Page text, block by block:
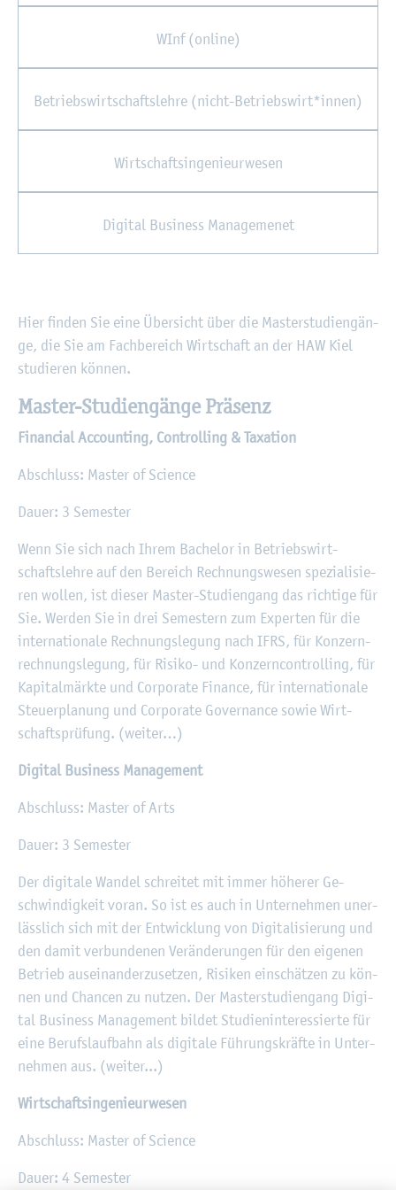
WInf (on­line)
Be­triebs­wirt­schafts­leh­re (nicht-Be­triebs­wirt*innen)
Wirt­schafts­in­ge­nieur­we­sen
Di­gi­tal Busi­ness Ma­nage­me­net
Hier fin­den Sie eine Über­sicht über die Mas­ter­stu­di­en­gän­
ge, die Sie am Fach­be­reich Wirt­schaft an der HAW Kiel
stu­die­ren kön­nen.
Mas­ter-Stu­di­en­gän­ge Prä­senz
Fi­nan­ci­al Ac­coun­ting, Con­trol­ling & Ta­xa­ti­on
Ab­schluss: Mas­ter of Sci­ence
Dauer: 3 Se­mes­ter
Wenn Sie sich nach Ihrem Ba­che­lor in Be­triebs­wirt­
schafts­leh­re auf den Be­reich Rech­nungs­we­sen spe­zia­li­sie­
ren wol­len, ist die­ser Mas­ter-Stu­di­en­gang das rich­ti­ge für
Sie. Wer­den Sie in drei Se­mes­tern zum Ex­per­ten für die
in­ter­na­tio­na­le Rech­nungs­le­gung nach IFRS, für Kon­zern­
rech­nungs­le­gung, für Ri­si­ko- und Kon­zern­con­trol­ling, für
Ka­pi­tal­märk­te und Cor­po­ra­te Fi­nan­ce, für in­ter­na­tio­na­le
Steu­er­pla­nung und Cor­po­ra­te Go­ver­nan­ce sowie Wirt­
schafts­prü­fung. (wei­ter…)
Di­gi­tal Busi­ness Ma­nage­ment
Ab­schluss: Mas­ter of Arts
Dauer: 3 Se­mes­ter
Der di­gi­ta­le Wan­del schrei­tet mit immer hö­he­rer Ge­
schwin­dig­keit voran. So ist es auch in Un­ter­neh­men un­er­
läss­lich sich mit der Ent­wick­lung von Di­gi­ta­li­sie­rung und
den damit ver­bun­de­nen Ver­än­de­run­gen für den ei­ge­nen
Be­trieb aus­ein­an­der­zu­set­zen, Ri­si­ken ein­schät­zen zu kön­
nen und Chan­cen zu nut­zen. Der Mas­ter­stu­di­en­gang Di­gi­
tal Busi­ness Ma­nage­ment bil­det Stu­di­en­in­ter­es­sier­te für
eine Be­rufs­lauf­bahn als di­gi­ta­le Füh­rungs­kräf­te in Un­ter­
neh­men aus. (wei­ter...)
Wirt­schafts­in­ge­nieur­we­sen
Ab­schluss: Mas­ter of Sci­ence
Dauer: 4 Se­mes­ter